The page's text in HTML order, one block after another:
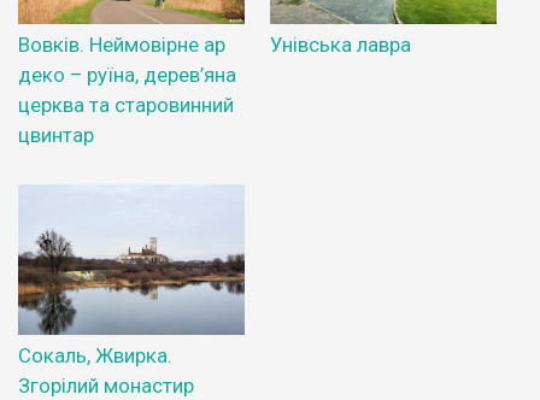
Вовків. Неймовірне ар
деко – руїна, дерев’яна
церква та старовинний
цвинтар
Унівська лавра
Сокаль, Жвирка.
Згорілий монастир